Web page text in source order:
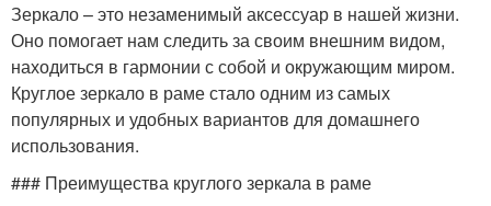
Зеркало – это незаменимый аксессуар в нашей жизни.
Оно помогает нам следить за своим внешним видом,
находиться в гармонии с собой и окружающим миром.
Круглое зеркало в раме стало одним из самых
популярных и удобных вариантов для домашнего
использования.
### Преимущества круглого зеркала в раме